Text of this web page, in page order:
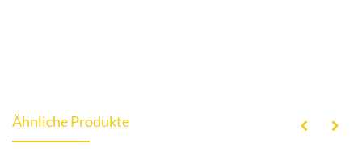
Ähnliche Produkte